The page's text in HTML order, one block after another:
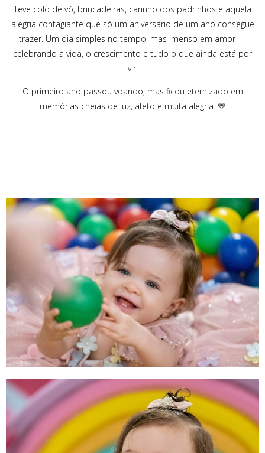
Teve colo de vó, brincadeiras, carinho dos padrinhos e aquela
alegria contagiante que só um aniversário de um ano consegue
trazer. Um dia simples no tempo, mas imenso em amor —
celebrando a vida, o crescimento e tudo o que ainda está por
vir.
O primeiro ano passou voando, mas ficou eternizado em
memórias cheias de luz, afeto e muita alegria. 💛